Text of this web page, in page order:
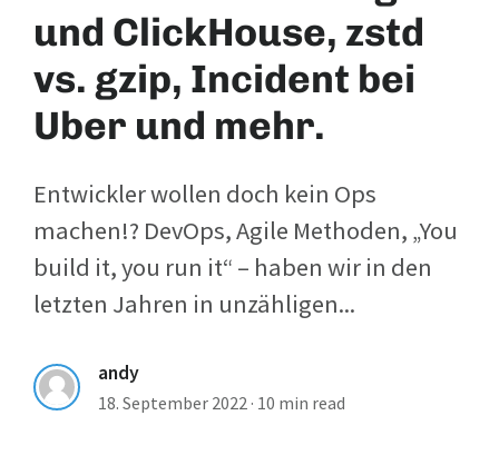
und ClickHouse, zstd
vs. gzip, Incident bei
Uber und mehr.
Entwickler wollen doch kein Ops
machen!? DevOps, Agile Methoden, „You
build it, you run it“ – haben wir in den
letzten Jahren in unzähligen...
andy
18. September 2022 · 10 min read